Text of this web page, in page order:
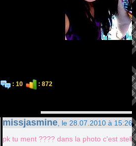
: 10
: 872
missjasmine , le 28.07.2010 à 15:26
pk tu ment ???? dans la photo c'est